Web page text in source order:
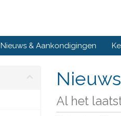
Nieuws & Aankondigingen
Nieuws
Al het